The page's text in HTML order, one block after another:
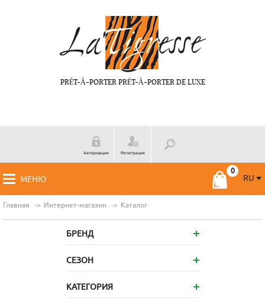
PRÉT-À-PORTER PRÉT-À-PORTER DE LUXE
Авторизация Регистрация
МЕНЮ
RU
Главная Интернет-магазин Каталог
БРЕНД
СЕЗОН
КАТЕГОРИЯ